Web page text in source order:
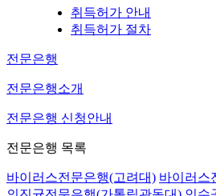
취득허가 안내
취득허가 절차
전문은행
전문은행소개
전문은행 신청안내
전문은행 목록
바이러스전문은행(고려대) 바이러스